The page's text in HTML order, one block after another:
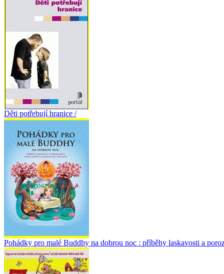
Děti potřebují hranice /
Pohádky pro malé Buddhy na dobrou noc : příběhy laskavosti a